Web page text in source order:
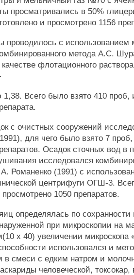
просматривались в 50%
и просмотрено 1156
проводилось с использованием
метода А.С.
флотационного
Всего было взято 410 проб,
с очистных сооружений
для чего было взято 7 проб,
Осадок сточных вод в
исследовался
Романенко (1991) с
центрифуги ОГШ-3.
1050 препаратов.
определялась по
при микроскопии на
х 40) увеличении
использовался и
смеси с едким натром и
человеческой, токсокар,